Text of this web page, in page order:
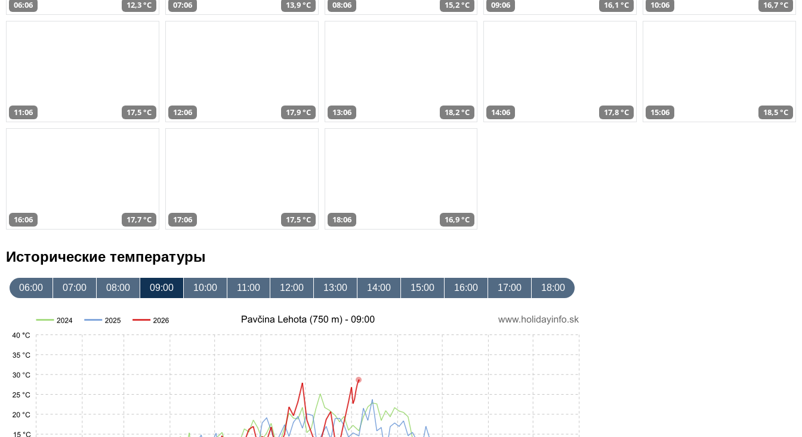
06:06 12,3 °C 07:06 13,9 °C 08:06 15,2 °C 09:06 16,1 °C 10:06 16,7 °C
11:06 17,5 °C 12:06 17,9 °C 13:06 18,2 °C 14:06 17,8 °C 15:06 18,5 °C
16:06 17,7 °C 17:06 17,5 °C 18:06 16,9 °C
Исторические температуры
06:00 07:00 08:00 09:00 10:00 11:00 12:00 13:00 14:00 15:00 16:00 17:00 18:00